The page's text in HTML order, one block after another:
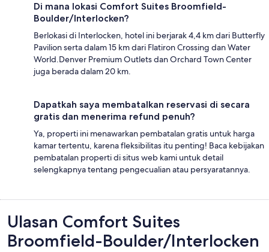
Di mana lokasi Comfort Suites Broomfield-
Boulder/Interlocken?
Berlokasi di Interlocken, hotel ini berjarak 4,4 km dari Butterfly
Pavilion serta dalam 15 km dari Flatiron Crossing dan Water
World.Denver Premium Outlets dan Orchard Town Center
juga berada dalam 20 km.
Dapatkah saya membatalkan reservasi di secara
gratis dan menerima refund penuh?
Ya, properti ini menawarkan pembatalan gratis untuk harga
kamar tertentu, karena fleksibilitas itu penting! Baca kebijakan
pembatalan properti di situs web kami untuk detail
selengkapnya tentang pengecualian atau persyaratannya.
Ulasan
Ulasan Comfort Suites
Broomfield-Boulder/Interlocken